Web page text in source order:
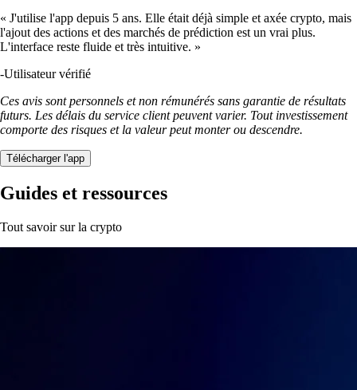
« J'utilise l'app depuis 5 ans. Elle était déjà simple et axée crypto, mais
l'ajout des actions et des marchés de prédiction est un vrai plus.
L'interface reste fluide et très intuitive. »
-Utilisateur vérifié
Ces avis sont personnels et non rémunérés sans garantie de résultats
futurs. Les délais du service client peuvent varier. Tout investissement
comporte des risques et la valeur peut monter ou descendre.
Télécharger l'app
Guides et ressources
Tout savoir sur la crypto